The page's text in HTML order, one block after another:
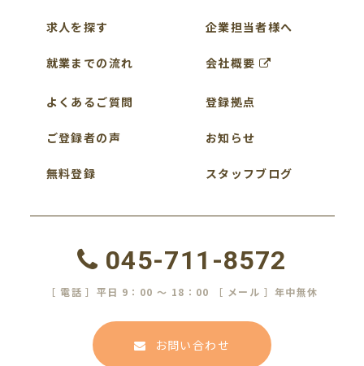
求人を探す
就業までの流れ
よくあるご質問
ご登録者の声
無料登録
企業担当者様へ
会社概要
登録拠点
お知らせ
スタッフブログ
045-711-8572
［ 電話 ］平日 9：00 ～ 18：00 ［ メール ］年中無休
お問い合わせ